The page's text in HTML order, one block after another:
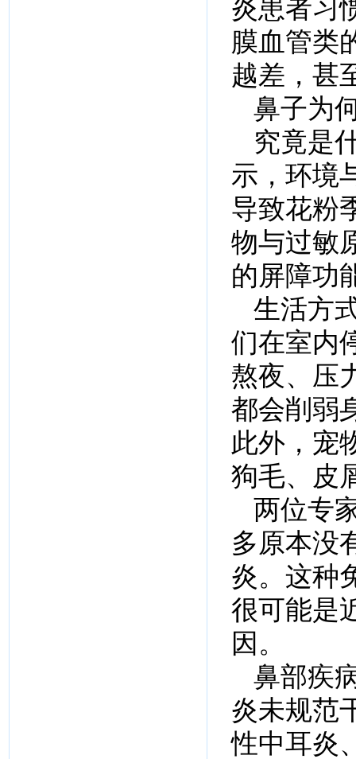
炎患者习
膜血管类
越差，甚
鼻子为
究竟是
示，环境
导致花粉
物与过敏
的屏障功
生活方
们在室内
熬夜、压
都会削弱
此外，宠
狗毛、皮
两位专
多原本没
炎。这种
很可能是
因。
鼻部疾
炎未规范
性中耳炎